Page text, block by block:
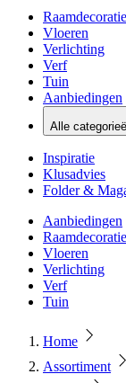
Raamdecoratie
Vloeren
Verlichting
Verf
Tuin
Aanbiedingen
Alle
Inspiratie
Klusadvies
Folder &
Aanbiedingen
Raamdecoratie
Vloeren
Verlichting
Verf
Tuin
Home
Assortiment